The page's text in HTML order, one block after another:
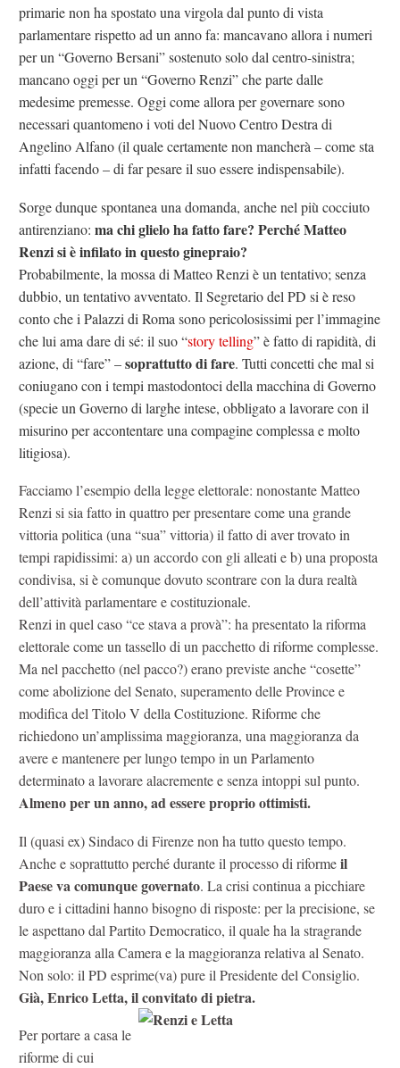
primarie non ha spostato una virgola dal punto di vista
parlamentare rispetto ad un anno fa: mancavano allora i numeri
per un “Governo Bersani” sostenuto solo dal centro-sinistra;
mancano oggi per un “Governo Renzi” che parte dalle
medesime premesse. Oggi come allora per governare sono
necessari quantomeno i voti del Nuovo Centro Destra di
Angelino Alfano (il quale certamente non mancherà – come sta
infatti facendo – di far pesare il suo essere indispensabile).
Sorge dunque spontanea una domanda, anche nel più cocciuto
antirenziano: ma chi glielo ha fatto fare? Perché Matteo
Renzi si è infilato in questo ginepraio?
Probabilmente, la mossa di Matteo Renzi è un tentativo; senza
dubbio, un tentativo avventato. Il Segretario del PD si è reso
conto che i Palazzi di Roma sono pericolosissimi per l’immagine
che lui ama dare di sé: il suo “story telling” è fatto di rapidità, di
azione, di “fare” –soprattutto di fare. Tutti concetti che mal si
coniugano con i tempi mastodontoci della macchina di Governo
(specie un Governo di larghe intese, obbligato a lavorare con il
misurino per accontentare una compagine complessa e molto
litigiosa).
Facciamo l’esempio della legge elettorale: nonostante Matteo
Renzi si sia fatto in quattro per presentare come una grande
vittoria politica (una “sua” vittoria) il fatto di aver trovato in
tempi rapidissimi: a) un accordo con gli alleati e b) una proposta
condivisa, si è comunque dovuto scontrare con la dura realtà
dell’attività parlamentare e costituzionale.
Renzi in quel caso “ce stava a provà”: ha presentato la riforma
elettorale come un tassello di un pacchetto di riforme complesse.
Ma nel pacchetto (nel pacco?) erano previste anche “cosette”
come abolizione del Senato, superamento delle Province e
modifica del Titolo V della Costituzione. Riforme che
richiedono un’amplissima maggioranza, una maggioranza da
avere e mantenere per lungo tempo in un Parlamento
determinato a lavorare alacremente e senza intoppi sul punto.
Almeno per un anno, ad essere proprio ottimisti.
Il (quasi ex) Sindaco di Firenze non ha tutto questo tempo.
Anche e soprattutto perché durante il processo di riformeil
Paese va comunque governato. La crisi continua a picchiare
duro e i cittadini hanno bisogno di risposte: per la precisione, se
le aspettano dal Partito Democratico, il quale ha la stragrande
maggioranza alla Camera e la maggioranza relativa al Senato.
Non solo: il PD esprime(va) pure il Presidente del Consiglio.
Già, Enrico Letta, il convitato di pietra.
Per portare a casa le
riforme di cui